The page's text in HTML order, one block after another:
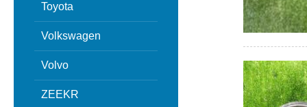
Toyota
Volkswagen
Volvo
ZEEKR